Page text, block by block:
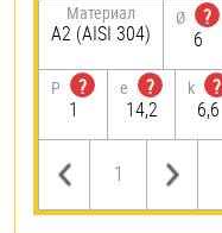
Материал
А2 (AISI 304)
Ø
?
6
P
?
1
e
?
14,2
k
?
6,6